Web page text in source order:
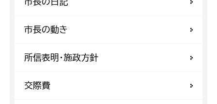
市長の動き
所信表明・施政方針
交際費